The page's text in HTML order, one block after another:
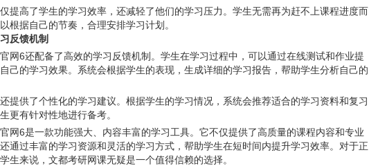
提高了学生的学习效率，还减轻了他们的学习压力。学生无需再为赶不上课程进度而
根据自己的节奏，合理安排学习计划。
反馈机制
网6还配备了高效的学习反馈机制。学生在学习过程中，可以通过在线测试和作业提
己的学习效果。系统会根据学生的表现，生成详细的学习报告，帮助学生分析自己的
提供了个性化的学习建议。根据学生的学习情况，系统会推荐适合的学习资料和复习
更有针对性地进行备考。
网6是一款功能强大、内容丰富的学习工具。它不仅提供了高质量的课程内容和专业
通过丰富的学习资源和灵活的学习方式，帮助学生在短时间内提升学习效率。对于正
生来说，文都考研网课无疑是一个值得信赖的选择。